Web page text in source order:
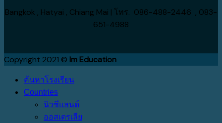
Bangkok , Hatyai , Chiang Mai | โทร. 086-488-2446 , 083-
651-4988
Copyright 2021 © Im Education
ค้นหาโรงเรียน
Countries
นิวซีแลนด์
ออสเตรเลีย